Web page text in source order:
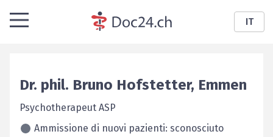
IT
Dr. phil. Bruno Hofstetter, Emmen
Psychotherapeut ASP
Ammissione di nuovi pazienti: sconosciuto